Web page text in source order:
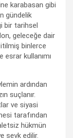
karabasan gibi
gündelik
bir tarihsel
geleceğe dair
itilmiş binlerce
esrar kullanımı
ardından
suçlanır.
ve siyasi
tarafından
hükmün
sevk edilir.